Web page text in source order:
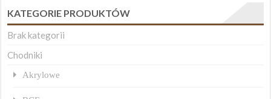
KATEGORIE PRODUKTÓW
Brak kategorii
Chodniki
Akrylowe